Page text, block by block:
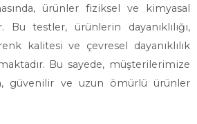
ürünler fiziksel ve kimyasal
testler, ürünlerin dayanıklılığı,
kalitesi ve çevresel dayanıklılık
Bu sayede, müşterilerimize
güvenilir ve uzun ömürlü ürünler